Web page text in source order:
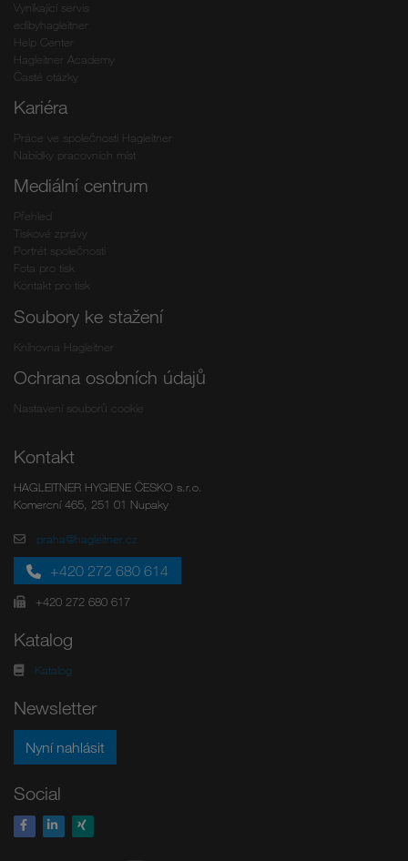
Vynikající servis
edibyhagleitner
Help Center
Hagleitner Academy
Časté otázky
Kariéra
Práce ve společnosti Hagleitner
Nabídky pracovních míst
Mediální centrum
Přehled
Tiskové zprávy
Portrét společnosti
Fota pro tisk
Kontakt pro tisk
Soubory ke stažení
Knihovna Hagleitner
Ochrana osobních údajů
Nastavení souborů cookie
Kontakt
HAGLEITNER HYGIENE ČESKO s.r.o.
Komercní 465, 251 01 Nupaky
praha@hagleitner.cz
+420 272 680 614
+420 272 680 617
Katalog
Katalog
Newsletter
Nyní nahlásit
Social